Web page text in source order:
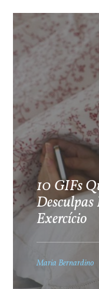
10 GIFs
Exercício
Maria Bernardino